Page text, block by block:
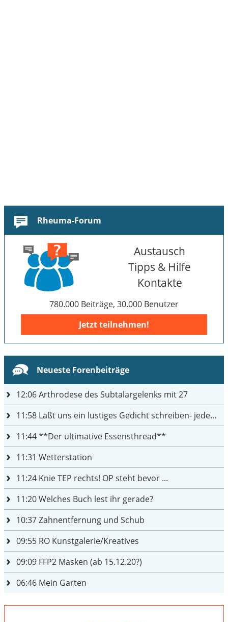
Rheuma-Forum
Austausch
Tipps & Hilfe
Kontakte
780.000 Beiträge, 30.000 Benutzer
Jetzt teilnehmen!
Neueste Forenbeiträge
12:06Arthrodese des Subtalargelenks mit 27
11:58 Laßt uns ein lustiges Gedicht schreiben- jeder einen Satz
11:44**Der ultimative Essensthread**
11:31 Wetterstation
11:24 Knie TEP rechts! OP steht bevor ...
11:20Welches Buch lest ihr gerade?
10:37Zahnentfernung und Schub
09:55 RO Kunstgalerie/Kreatives
09:09 FFP2 Masken (ab 15.12.20?)
06:46 Mein Garten